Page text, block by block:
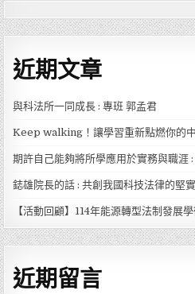
近期文章
與科法所一同成長 : 專班 郭孟君
Keep walking！讓學習重新點燃你的
期許自己能夠將所學應用於實務與職涯
鋕雄院長的話 : 共創我國科技法律的堅
【活動回顧】114年能源轉型法制發展
近期留言